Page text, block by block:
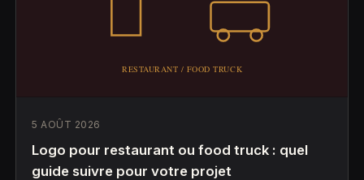
5 AOÛT 2026
Logo pour restaurant ou food truck : quel
guide suivre pour votre projet